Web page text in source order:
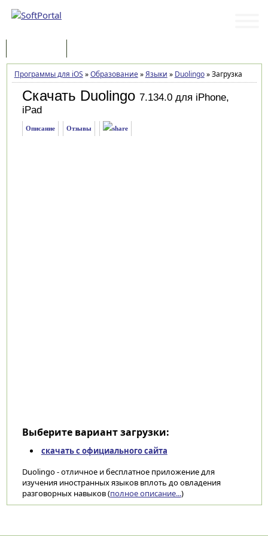
Программы для iOS »Образование»Языки » Duolingo»Загрузка
Скачать Duolingo 7.134.0 для iPhone,
iPad
Описание Отзывы
Выберите вариант загрузки:
скачать с официального сайта
Duolingo - отличное и бесплатное приложение для
изучения иностранных языков вплоть до овладения
разговорных навыков (полное описание...)